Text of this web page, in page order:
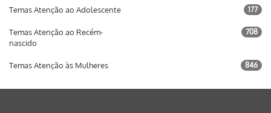
Temas Atenção ao Adolescente 177
Temas Atenção ao Recém-
nascido
708
Temas Atenção às Mulheres 846